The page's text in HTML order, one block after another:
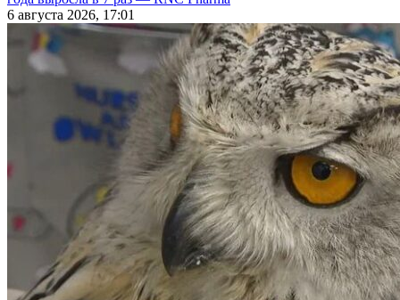
6 августа 2026, 17:01